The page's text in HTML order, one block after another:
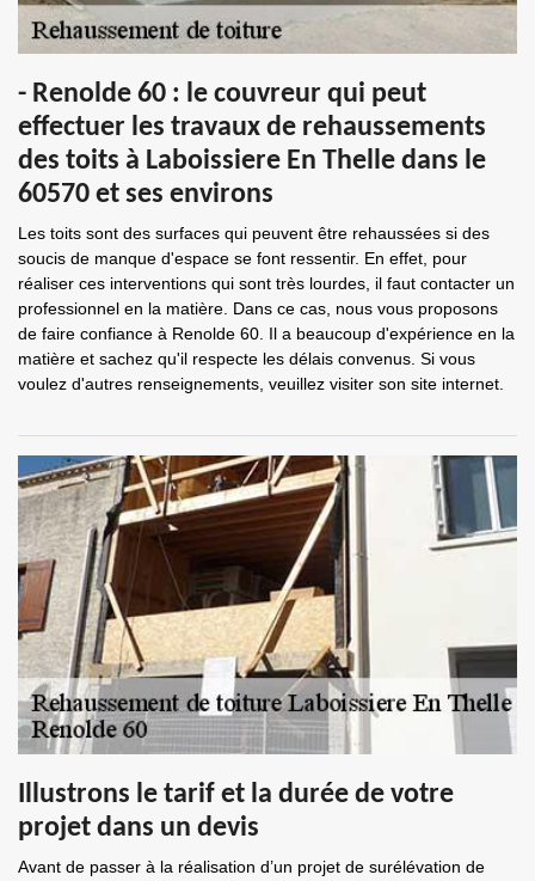
- Renolde 60 : le couvreur qui peut
effectuer les travaux de rehaussements
des toits à Laboissiere En Thelle dans le
60570 et ses environs
Les toits sont des surfaces qui peuvent être rehaussées si des
soucis de manque d'espace se font ressentir. En effet, pour
réaliser ces interventions qui sont très lourdes, il faut contacter un
professionnel en la matière. Dans ce cas, nous vous proposons
de faire confiance à Renolde 60. Il a beaucoup d'expérience en la
matière et sachez qu'il respecte les délais convenus. Si vous
voulez d'autres renseignements, veuillez visiter son site internet.
Illustrons le tarif et la durée de votre
projet dans un devis
Avant de passer à la réalisation d’un projet de surélévation de